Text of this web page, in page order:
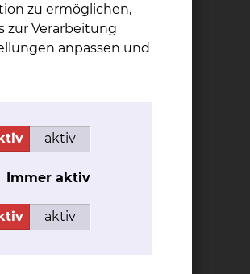
möchten wir zu Ihrem
täglich und offerieren
zu ermöglichen,
zur Verarbeitung
anpassen und
aktiv
Immer aktiv
aktiv